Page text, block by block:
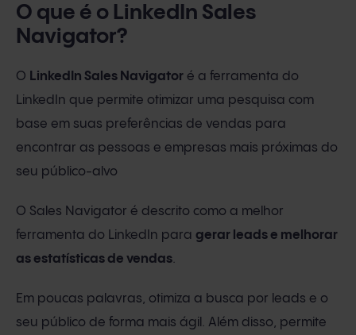
O que é o LinkedIn Sales
Navigator?
O LinkedIn Sales Navigator é a ferramenta do
LinkedIn que permite otimizar uma pesquisa com
base em suas preferências de vendas para
encontrar as pessoas e empresas mais próximas do
seu público-alvo
O Sales Navigator é descrito como a melhor
ferramenta do LinkedIn para gerar leads e melhorar
as estatísticas de vendas.
Em poucas palavras, otimiza a busca por leads e o
seu público de forma mais ágil. Além disso, permite